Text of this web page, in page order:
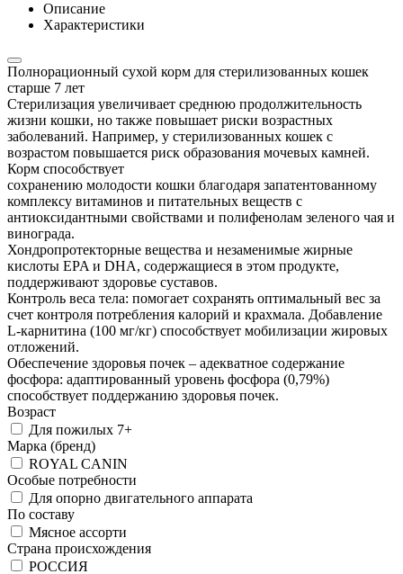
Описание
Характеристики
Полнорационный сухой корм для стерилизованных кошек
старше 7 лет
Стерилизация увеличивает среднюю продолжительность
жизни кошки, но также повышает риски возрастных
заболеваний. Например, у стерилизованных кошек с
возрастом повышается риск образования мочевых камней.
Корм способствует
сохранению молодости кошки благодаря запатентованному
комплексу витаминов и питательных веществ с
антиоксидантными свойствами и полифенолам зеленого чая и
винограда.
Хондропротекторные вещества и незаменимые жирные
кислоты EPA и DHA, содержащиеся в этом продукте,
поддерживают здоровье суставов.
Контроль веса тела: помогает сохранять оптимальный вес за
счет контроля потребления калорий и крахмала. Добавление
L-карнитина (100 мг/кг) способствует мобилизации жировых
отложений.
Обеспечение здоровья почек – адекватное содержание
фосфора: адаптированный уровень фосфора (0,79%)
способствует поддержанию здоровья почек.
Возраст
Для пожилых 7+
Марка (бренд)
ROYAL CANIN
Особые потребности
Для опорно двигательного аппарата
По составу
Мясное ассорти
Страна происхождения
РОССИЯ